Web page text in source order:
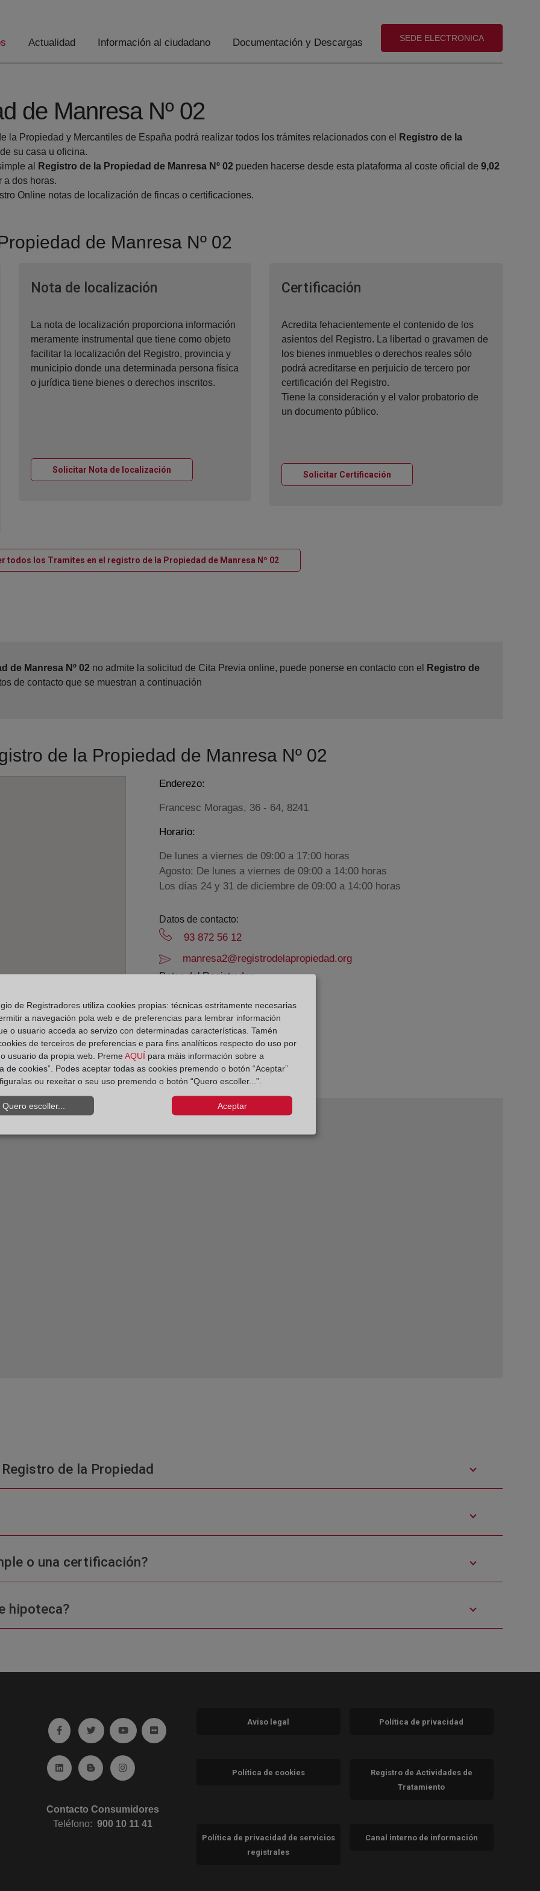
Actualidad Información al ciudadano Documentación y Descargas (abre en nueva ventana)
SEDE ELECTRONICA
de Manresa Nº 02
la Propiedad y Mercantiles de España podrá realizar todos los trámites relacionados con el
Registro de la
su casa u oficina.
al
Registro de la Propiedad de Manresa Nº 02 pueden hacerse desde esta plataforma al coste oficial de 9,02
a dos horas.
Online notas de localización de fincas o certificaciones.
de Manresa Nº 02
Nota de localizaciónVentana nueva
La nota de localización proporciona información
meramente instrumental que tiene como objeto
facilitar la localización del Registro, provincia y
municipio donde una determinada persona física
o jurídica tiene bienes o derechos inscritos.
Solicitar Nota de localizaciónVentana nueva
Certificación
Acredita fehacientemente el contenido de los
asientos del Registro. La libertad o gravamen de
los bienes inmuebles o derechos reales sólo
podrá acreditarse en perjuicio de tercero por
certificación del Registro.
Tiene la consideración y el valor probatorio de
un documento público.
Solicitar Certificación
todos los Tramites en el registro de la Propiedad de Manresa Nº 02Ventana nueva
de Manresa Nº 02 no admite la solicitud de Cita Previa online, puede ponerse en contacto con el
Registro de
de contacto que se muestran a continuación
de la Propiedad de Manresa Nº 02
Enderezo:
Francesc Moragas, 36 - 64, 8241
Horario:
De lunes a viernes de 09:00 a 17:00 horas
Agosto: De lunes a viernes de 09:00 a 14:00 horas
Los días 24 y 31 de diciembre de 09:00 a 14:00 horas
Datos de contacto:
93 872 56 12
manresa2@registrodelapropiedad.org
Datos del Registrador:
Delegado de Protección de Datos:
dpo@corpme.es
el distrito hipotecario
de la Propiedad
o una certificación?
hipoteca?
Ir a facebook (abre en ventana nueva)
Ir a twitter (abre en ventana nueva)
Ir a YouTube (abre en ventana nueva)
Ir a Flickr (abre en ventana nueva)
Ir a Linkedin (abre en ventana nueva)
Ir al Blog (abre en ventana nueva)
Ir a Instagram (abre en ventana nueva)
Contacto Consumidores
Teléfono:900 10 11 41
Aviso legal Política de privacidad
Política de cookies
Registro de Actividades de
Tratamiento
Política de privacidad de servicios
registrales
Canal interno de información
de Registradores utiliza cookies propias: técnicas estritamente necesarias
a navegación pola web e de preferencias para lembrar información
o usuario acceda ao servizo con determinadas características. Tamén
de terceiros de preferencias e para fins analíticos respecto do uso por
usuario da propia web. Preme AQUÍ para máis información sobre a
de cookies”. Podes aceptar todas as cookies premendo o botón “Aceptar”
ou rexeitar o seu uso premendo o botón “Quero escoller...”.
Quero escoller... Aceptar